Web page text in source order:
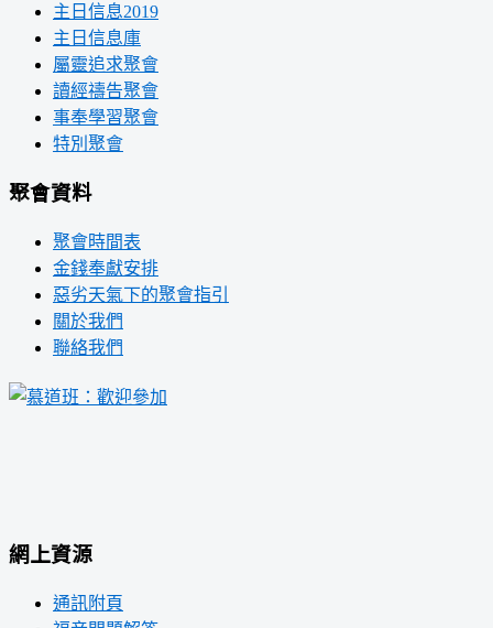
主日信息2019
主日信息庫
屬靈追求聚會
讀經禱告聚會
事奉學習聚會
特別聚會
聚會資料
聚會時間表
金錢奉獻安排
惡劣天氣下的聚會指引
關於我們
聯絡我們
網上資源
通訊附頁